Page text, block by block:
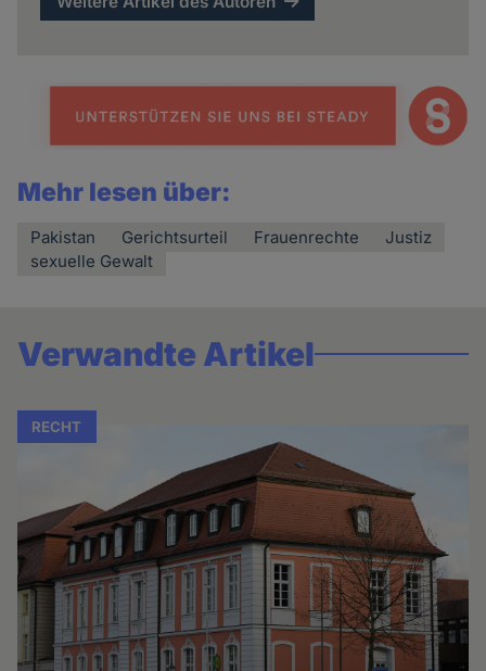
Mehr lesen über:
Pakistan Gerichtsurteil Frauenrechte
Justiz
sexuelle Gewalt
Verwandte Artikel
RECHT